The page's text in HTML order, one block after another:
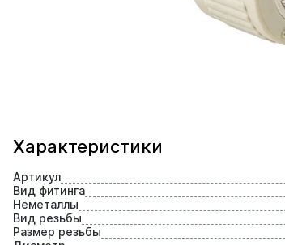
Характеристики
Артикул
Вид фитинга
Неметаллы
Вид резьбы
Размер резьбы